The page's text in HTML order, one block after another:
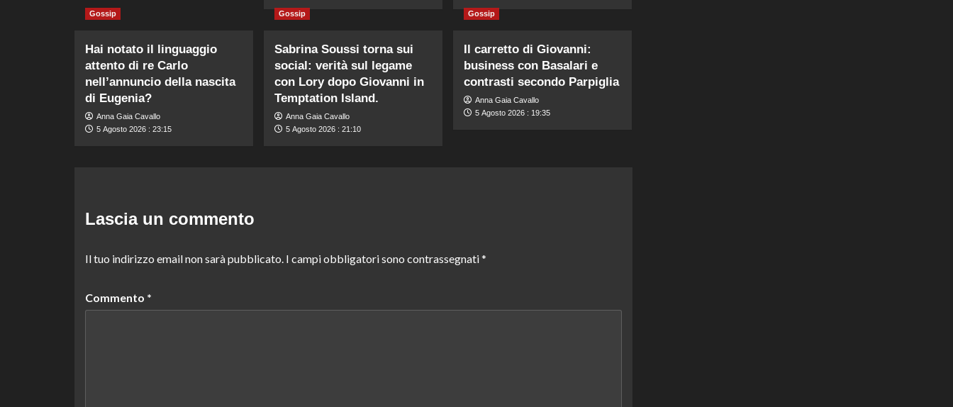
Gossip
Hai notato il linguaggio
attento di re Carlo
nell’annuncio della nascita
di Eugenia?
Anna Gaia Cavallo
5 Agosto 2026 : 23:15
Gossip
Sabrina Soussi torna sui
social: verità sul legame
con Lory dopo Giovanni in
Temptation Island.
Anna Gaia Cavallo
5 Agosto 2026 : 21:10
Gossip
Il carretto di Giovanni:
business con Basalari e
contrasti secondo Parpiglia
Anna Gaia Cavallo
5 Agosto 2026 : 19:35
Lascia un commento
Il tuo indirizzo email non sarà pubblicato. I campi obbligatori sono contrassegnati*
Commento *